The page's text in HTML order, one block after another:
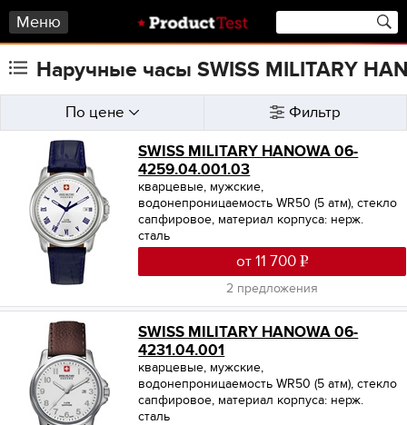
Меню
Наручные часы SWISS MILITARY
По цене Фильтр
SWISS MILITARY HANOWA 06-
4259.04.001.03
кварцевые, мужские,
водонепроницаемость WR50 (5 атм), стекло
сапфировое, материал корпуса: нерж.
сталь
от 11 700
2 предложения
SWISS MILITARY HANOWA 06-
4231.04.001
кварцевые, мужские,
водонепроницаемость WR50 (5 атм), стекло
сапфировое, материал корпуса: нерж.
сталь